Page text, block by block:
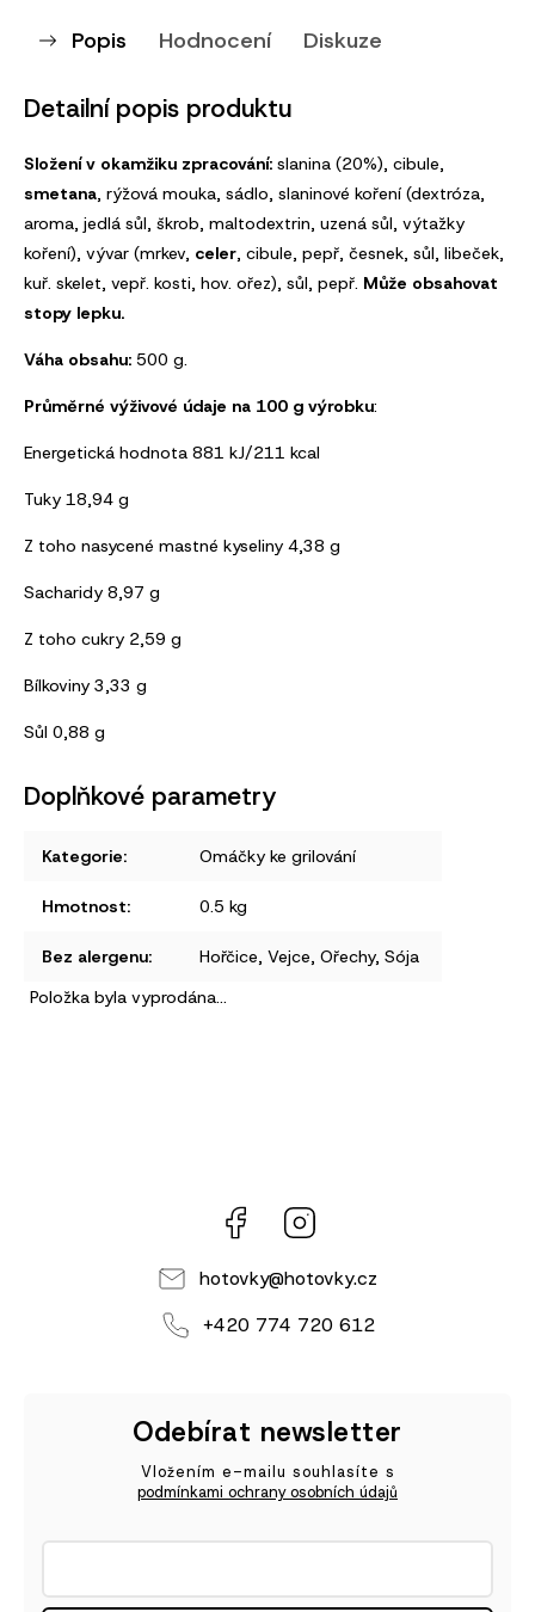
Popis Hodnocení Diskuze
Detailní popis produktu
Složení v okamžiku zpracování: slanina (20%), cibule,
smetana, rýžová mouka, sádlo, slaninové koření (dextróza,
aroma, jedlá sůl, škrob, maltodextrin, uzená sůl, výtažky
koření), vývar (mrkev, celer, cibule, pepř, česnek, sůl, libeček,
kuř. skelet, vepř. kosti, hov. ořez), sůl, pepř. Může obsahovat
stopy lepku.
Váha obsahu: 500 g.
Průměrné výživové údaje na 100 g výrobku:
Energetická hodnota 881 kJ/211 kcal
Tuky 18,94 g
Z toho nasycené mastné kyseliny 4,38 g
Sacharidy 8,97 g
Z toho cukry 2,59 g
Bílkoviny 3,33 g
Sůl 0,88 g
Doplňkové parametry
Kategorie: Omáčky ke grilování
Hmotnost: 0.5 kg
Bez alergenu:
Hořčice, Vejce, Ořechy, Sója
Položka byla vyprodána…
Facebook
hotovky@hotovky.cz
+420 774 720 612
Odebírat newsletter
Vložením e-mailu souhlasíte s
podmínkami ochrany osobních údajů